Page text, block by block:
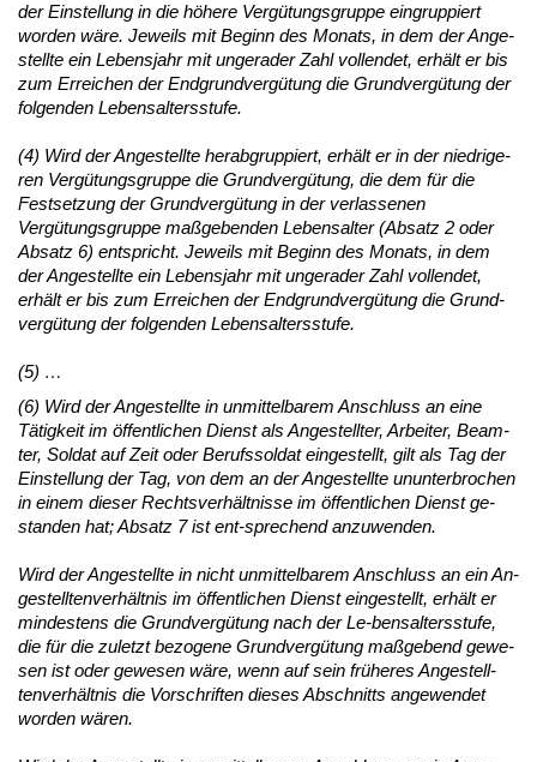
der Ein­stel­lung in die höhe­re Vergütungs­grup­pe ein­grup­piert
wor­den wäre. Je­weils mit Be­ginn des Mo­nats, in dem der An­ge­
stell­te ein Le­bens­jahr mit un­ge­ra­der Zahl voll­endet, erhält er bis
zum Er­rei­chen der End­grund­vergütung die Grund­vergütung der
fol­gen­den Le­bens­al­ters­stu­fe.
(4) Wird der An­ge­stell­te her­ab­grup­piert, erhält er in der nied­ri­ge­
ren Vergütungs­grup­pe die Grund­vergütung, die dem für die
Fest­set­zung der Grund­vergütung in der ver­las­se­nen
Vergütungs­grup­pe maßge­ben­den Le­bens­al­ter (Ab­satz 2 oder
Ab­satz 6) ent­spricht. Je­weils mit Be­ginn des Mo­nats, in dem
der An­ge­stell­te ein Le­bens­jahr mit un­ge­ra­der Zahl voll­endet,
erhält er bis zum Er­rei­chen der End­grund­vergütung die Grund­
vergütung der fol­gen­den Le­bens­al­ters­stu­fe.
(5) …
(6) Wird der An­ge­stell­te in un­mit­tel­ba­rem An­schluss an ei­ne
Tätig­keit im öffent­li­chen Dienst als An­ge­stell­ter, Ar­bei­ter, Be­am­
ter, Sol­dat auf Zeit oder Be­rufs­sol­dat ein­ge­stellt, gilt als Tag der
Ein­stel­lung der Tag, von dem an der An­ge­stell­te un­un­ter­bro­chen
in ei­nem die­ser Rechts­verhält­nis­se im öffent­li­chen Dienst ge­
stan­den hat; Ab­satz 7 ist ent-spre­chend an­zu­wen­den.
Wird der An­ge­stell­te in nicht un­mit­tel­ba­rem An­schluss an ein An­
ge­stell­ten­verhält­nis im öffent­li­chen Dienst ein­ge­stellt, erhält er
min­des­tens die Grund­vergütung nach der Le-bens­al­ters­stu­fe,
die für die zu­letzt be­zo­ge­ne Grund­vergütung maßge­bend ge­we­
sen ist oder ge­we­sen wäre, wenn auf sein frühe­res An­ge­stell­
ten­verhält­nis die Vor­schrif­ten die­ses Ab­schnitts an­ge­wen­det
wor­den wären.